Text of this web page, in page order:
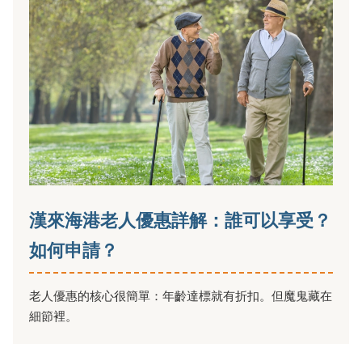
漢來海港老人優惠詳解：誰可以享受？
如何申請？
老人優惠的核心很簡單：年齡達標就有折扣。但魔鬼藏在
細節裡。